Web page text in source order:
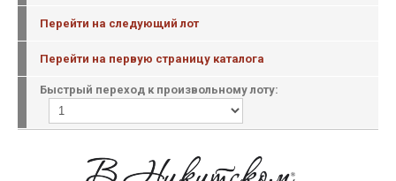
Перейти на следующий лот
Перейти на первую страницу каталога
Быстрый переход к произвольному лоту: